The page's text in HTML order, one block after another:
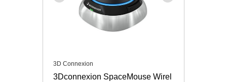
3D Connexion
3Dconnexion SpaceMouse Wirel